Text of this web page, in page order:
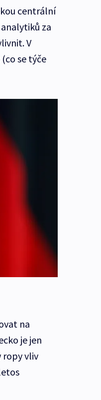
centrální
za
V
se týče
na
je jen
ropy vliv